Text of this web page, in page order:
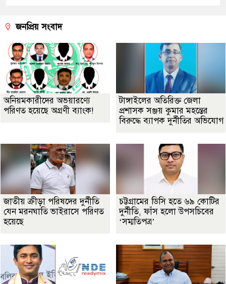
জনপ্রিয় সংবাদ
অনিয়মকারীদের অভয়ারণ্যে
পরিণত হয়েছে অগ্রণী ব্যাংক!
টাঙ্গাইলের অতিরিক্ত জেলা
প্রশাসক সঞ্জয় কুমার মহন্তের
বিরুদ্ধে ব্যাপক দুর্নীতির অভিযোগ
জাতীয় ক্রীড়া পরিষদের দুর্নীতি
যেন মরনঘাতি ভাইরাসে পরিণত
হয়েছে
চট্টগ্রামের ডিসি হতে ৬৯ কোটির
দুর্নীতি, ফাঁস হলো উপসচিবের
‘সম্মতিপত্র’